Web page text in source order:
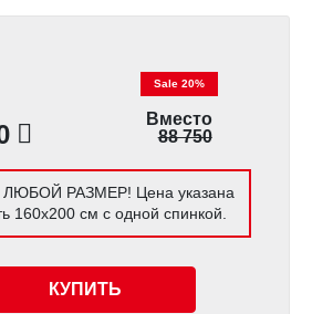
Sale 20%
Вместо
88 750
ЛЮБОЙ РАЗМЕР! Цена указана
160х200 см с одной спинкой.
КУПИТЬ